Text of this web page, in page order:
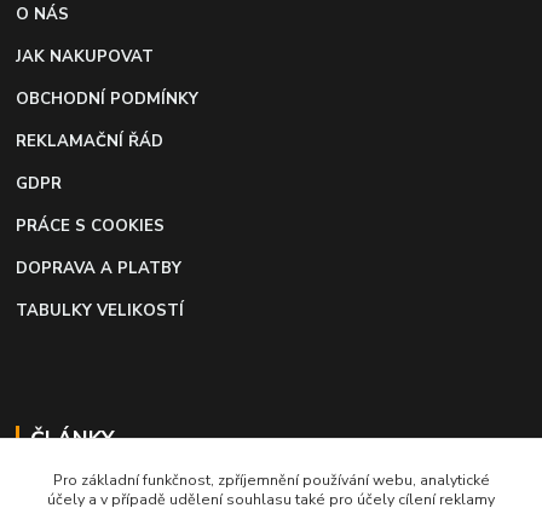
O NÁS
JAK NAKUPOVAT
OBCHODNÍ PODMÍNKY
REKLAMAČNÍ ŘÁD
GDPR
PRÁCE S COOKIES
DOPRAVA A PLATBY
TABULKY VELIKOSTÍ
ČLÁNKY
Profi lepidlo na boty a kůži
Pro základní funkčnost, zpříjemnění používání webu, analytické
účely a v případě udělení souhlasu také pro účely cílení reklamy